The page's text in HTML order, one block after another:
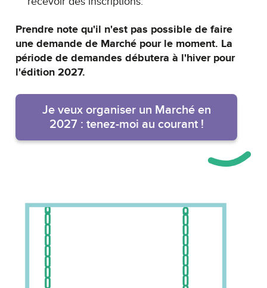
Prendre note qu'il n'est pas possible de faire
une demande de Marché pour le moment. La
période de demandes débutera à l'hiver pour
l'édition 2027.
Je veux organiser un Marché en
2027 : tenez-moi au courant !